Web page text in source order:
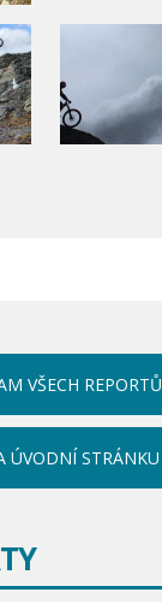
VŠECH REPORTŮ
ÚVODNÍ STRÁNKU